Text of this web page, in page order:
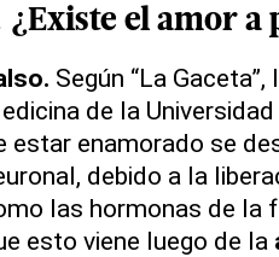
¿Existe el amora
Según “La
de la
estar enamorado se
debido a la
las hormonas de la
esto viene luego de la